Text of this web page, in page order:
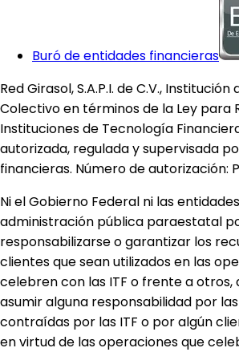
Buró de entidades financieras
Red Girasol, S.A.P.I. de C.V.,
Colectivo en términos de la Ley para
Instituciones de Tecnología
autorizada, regulada y supervisada
financieras. Número de autorización:
Ni el Gobierno Federal ni las
administración pública paraestatal
responsabilizarse o garantizar los
clientes que sean utilizados en las
celebren con las ITF o frente a
asumir alguna responsabilidad por
contraídas por las ITF o por algún
en virtud de las operaciones que